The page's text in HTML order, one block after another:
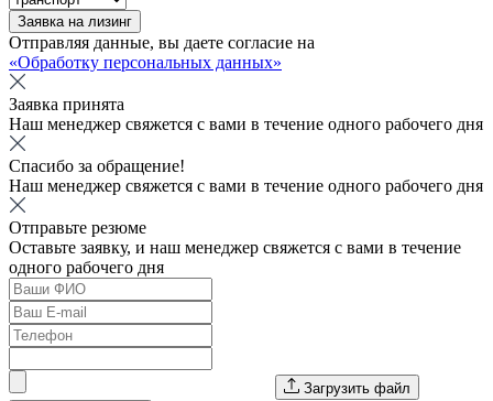
Заявка на лизинг
Отправляя данные, вы даете согласие на
«Обработку персональных данных»
Заявка принята
Наш менеджер свяжется с вами в течение одного рабочего дня
Спасибо за обращение!
Наш менеджер свяжется с вами в течение одного рабочего дня
Отправьте резюме
Оставьте заявку, и наш менеджер свяжется с вами в течение
одного рабочего дня
Загрузить файл